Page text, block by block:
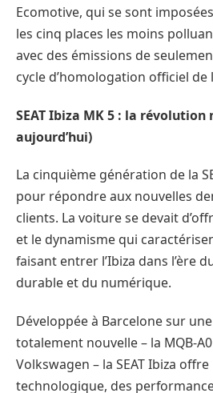
Ecomotive, qui se sont
les cinq places les moins
avec des émissions de
cycle d’homologation officiel de
SEAT Ibiza MK 5 : la révolution
aujourd’hui)
La cinquième génération de la
pour répondre aux nouvelles
clients. La voiture se devait
et le dynamisme qui
faisant entrer l’Ibiza dans l’ère
durable et du numérique.
Développée à Barcelone sur
totalement nouvelle – la MQB-
Volkswagen – la SEAT Ibiza
technologique, des